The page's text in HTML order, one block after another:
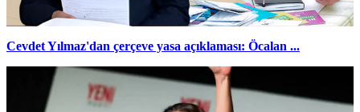
Cevdet Yılmaz'dan çerçeve yasa açıklaması: Öcalan ...